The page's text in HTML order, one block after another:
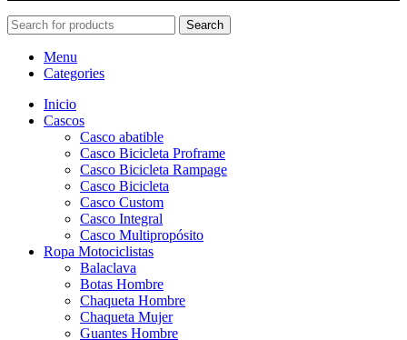
Search
Menu
Categories
Inicio
Cascos
Casco abatible
Casco Bicicleta Proframe
Casco Bicicleta Rampage
Casco Bicicleta
Casco Custom
Casco Integral
Casco Multipropósito
Ropa Motociclistas
Balaclava
Botas Hombre
Chaqueta Hombre
Chaqueta Mujer
Guantes Hombre